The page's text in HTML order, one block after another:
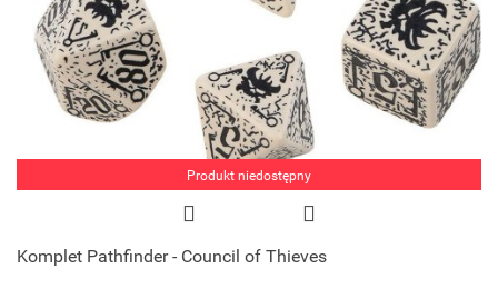
Produkt niedostępny
Komplet Pathfinder - Council of Thieves